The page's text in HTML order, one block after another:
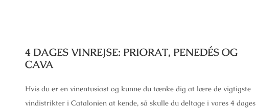
4 DAGES VINREJSE: PRIORAT, PENEDÉS OG
CAVA
Hvis du er en vinentusiast og kunne du tænke dig at lære de vigtigste
vindistrikter i Catalonien at kende, så skulle du deltage i vores 4 dages